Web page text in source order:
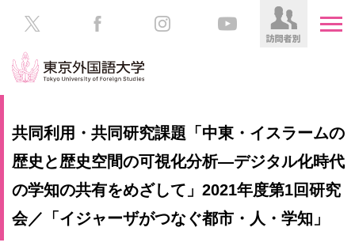
大
案
内
験
生
の
方
在
共同利用・共同研究課題「中東・イスラームの
歴史と歴史空間の可視化分析―デジタル化時代
の学知の共有をめざして」2021年度第1回研究
会／「イジャーザがつなぐ都市・人・学知」